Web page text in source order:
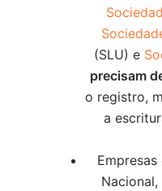
(SLU) e
precisam
o registro,
a